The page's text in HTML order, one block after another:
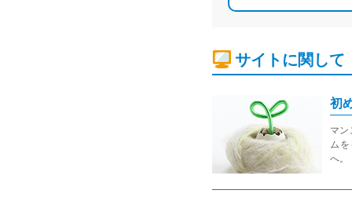
サイトに関して
初
マン
ム
へ。